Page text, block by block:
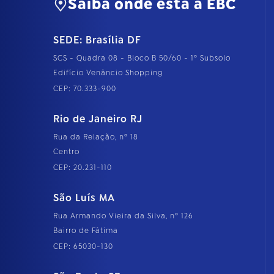
Saiba onde está a EBC
SEDE: Brasília DF
SCS - Quadra 08 - Bloco B 50/60 - 1º Subsolo
Edifício Venâncio Shopping
CEP: 70.333-900
Rio de Janeiro RJ
Rua da Relação, nº 18
Centro
CEP: 20.231-110
São Luís MA
Rua Armando Vieira da Silva, nº 126
Bairro de Fátima
CEP: 65030-130